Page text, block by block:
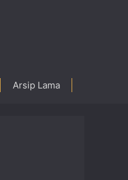
Arsip Lama